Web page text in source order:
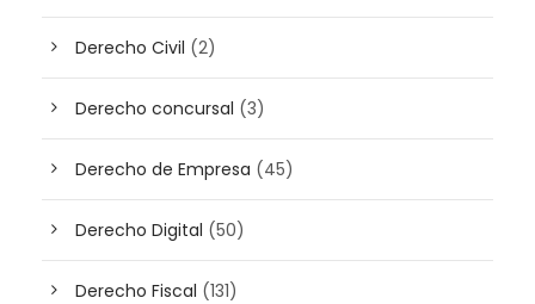
Derecho Civil (2)
Derecho concursal (3)
Derecho de Empresa (45)
Derecho Digital (50)
Derecho Fiscal (131)